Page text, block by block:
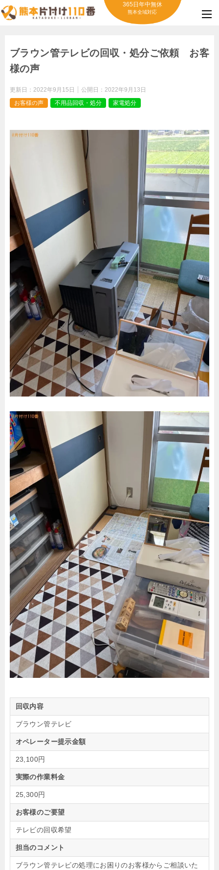
365日年中無休
熊本全域対応
ブラウン管テレビの回収・処分ご依頼 お客
様の声
更新日： 2022年9月15日 公開日： 2022年9月13日
お客様の声
不用品回収・処分 家電処分
回収内容
ブラウン管テレビ
オペレーター提示金額
23,100円
実際の作業料金
25,300円
お客様のご要望
テレビの回収希望
担当のコメント
ブラウン管テレビの処理にお困りのお客様からご相談いた